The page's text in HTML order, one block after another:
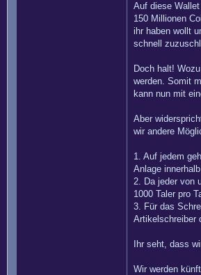
Auf diese
150 Millionen
ihr haben wollt
schnell
Doch halt!
werden. Somit
kann nun mit
Aber
wir andere
1. Auf jedem
Anlage
2. Da jeder von
1000 Taler pro
3. Für das
Artikelschreiber
Ihr seht, dass
Wir werden